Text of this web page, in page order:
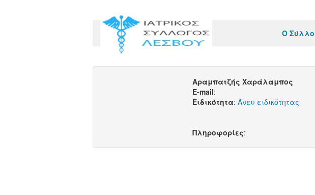
Ο
Αραμπατζής Χαράλαμπος
E-mail:
Ειδικότητα: Άνευ ειδικότητας
Πληροφορίες: